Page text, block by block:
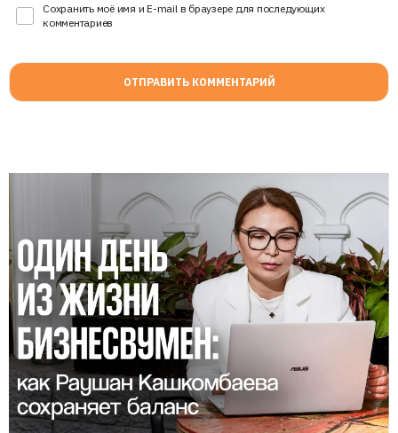
Сохранить моё имя и E-mail в браузере для последующих
комментариев